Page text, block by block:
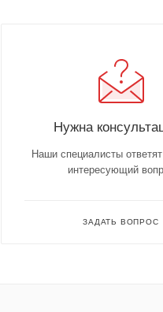
Нужна
Наши специалисты
интересующий
ЗАДАТЬ ВОПРОС